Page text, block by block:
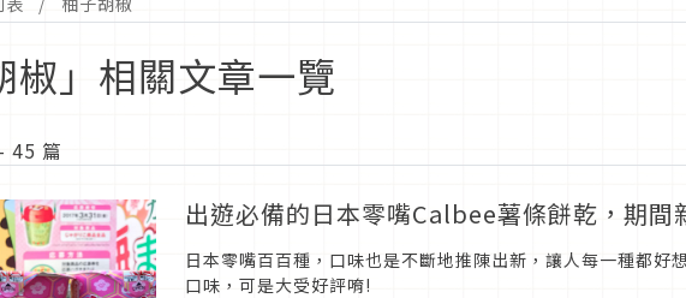
椒」相關文章一覽
45 篇
出遊必備的日本零嘴Calbee薯條餅乾，期間
日本零嘴百百種，口味也是不斷地推陳出新，讓人每一種都
口味，可是大受好評唷!